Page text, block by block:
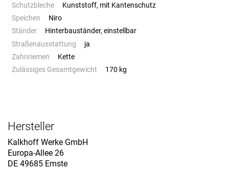
Schutzbleche
Kunststoff, mit Kantenschutz
Speichen
Niro
Ständer
Hinterbauständer, einstellbar
Straßenausstattung
ja
Zahnriemen
Kette
Zulässiges Gesamtgewicht
170 kg
Hersteller
Kalkhoff Werke GmbH
Europa-Allee 26
DE 49685 Emste